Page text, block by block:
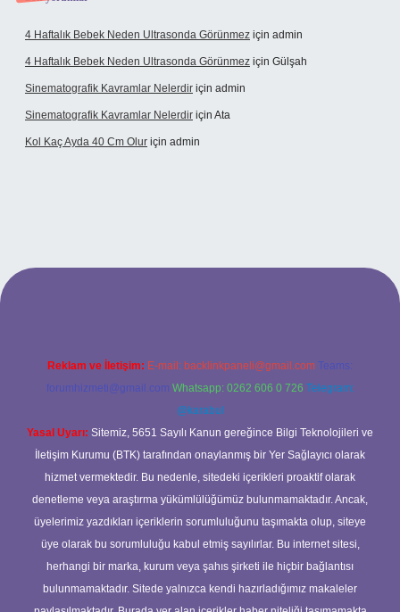
4 Haftalık Bebek Neden Ultrasonda Görünmez için admin
4 Haftalık Bebek Neden Ultrasonda Görünmez için Gülşah
Sinematografik Kavramlar Nelerdir için admin
Sinematografik Kavramlar Nelerdir için Ata
Kol Kaç Ayda 40 Cm Olur için admin
Reklam ve İletişim: E-mail: backlinkpaneli@gmail.com Teams:
forumhizmeti@gmail.com Whatsapp: 0262 606 0 726 Telegram:
@karabul
Yasal Uyarı: Sitemiz, 5651 Sayılı Kanun gereğince Bilgi Teknolojileri ve
İletişim Kurumu (BTK) tarafından onaylanmış bir Yer Sağlayıcı olarak
hizmet vermektedir. Bu nedenle, sitedeki içerikleri proaktif olarak
denetleme veya araştırma yükümlülüğümüz bulunmamaktadır. Ancak,
üyelerimiz yazdıkları içeriklerin sorumluluğunu taşımakta olup, siteye
üye olarak bu sorumluluğu kabul etmiş sayılırlar. Bu internet sitesi,
herhangi bir marka, kurum veya şahıs şirketi ile hiçbir bağlantısı
bulunmamaktadır. Sitede yalnızca kendi hazırladığımız makaleler